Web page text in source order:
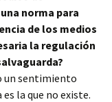
norma para
de los medios
la regulación
un sentimiento
la que no existe.